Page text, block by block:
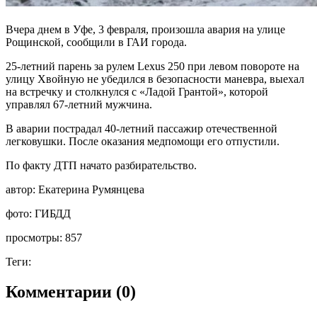
Вчера днем в Уфе, 3 февраля, произошла авария на улице
Рощинской, сообщили в ГАИ города.
25-летний парень за рулем Lexus 250 при левом повороте на
улицу Хвойную не убедился в безопасности маневра, выехал
на встречку и столкнулся с «Ладой Грантой», которой
управлял 67-летний мужчина.
В аварии пострадал 40-летний пассажир отечественной
легковушки. После оказания медпомощи его отпустили.
По факту ДТП начато разбирательство.
автор: Екатерина Румянцева
фото: ГИБДД
просмотры: 857
Теги:
Комментарии (0)